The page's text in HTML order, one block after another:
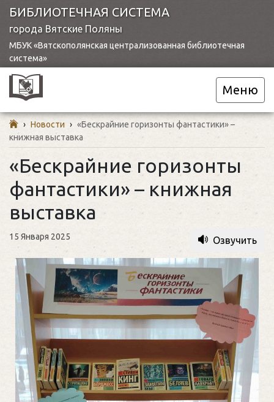
БИБЛИОТЕЧНАЯ СИСТЕМА
города Вятские Поляны
МБУК «Вятскополянская централизованная библиотечная
система»
Меню
› Новости › «Бескрайние горизонты фантастики» –
книжная выставка
«Бескрайние горизонты
фантастики» – книжная
выставка
15 Января 2025 Озвучить